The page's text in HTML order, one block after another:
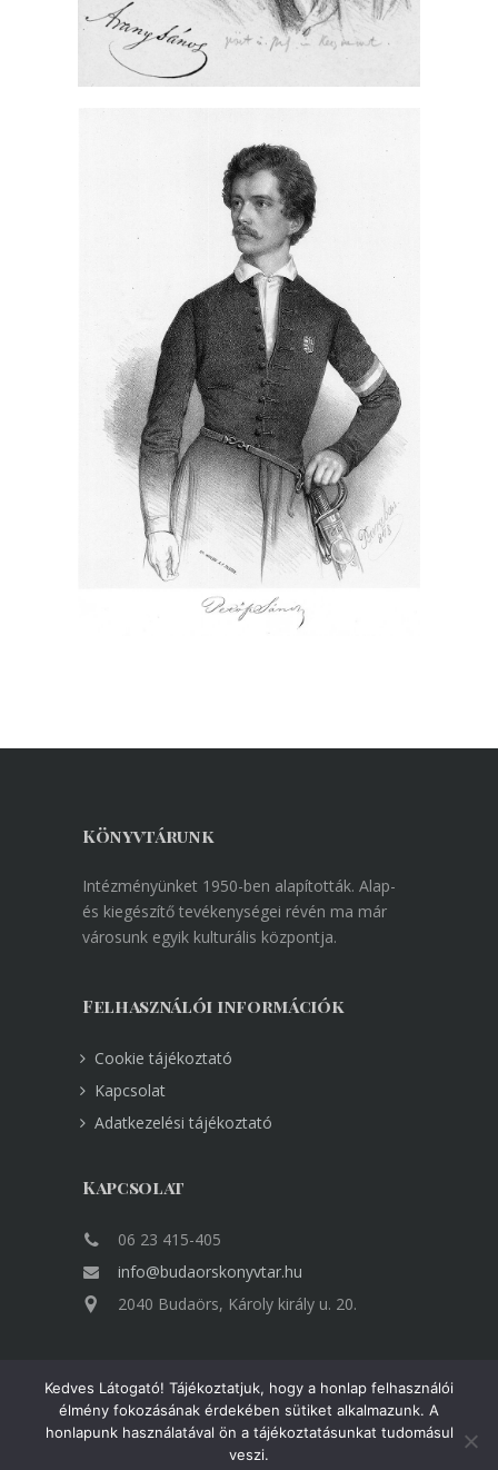
Könyvtárunk
Intézményünket 1950-ben alapították. Alap-
és kiegészítő tevékenységei révén ma már
városunk egyik kulturális központja.
Felhasználói információk
Cookie tájékoztató
Kapcsolat
Adatkezelési tájékoztató
Kapcsolat
06 23 415-405
info@budaorskonyvtar.hu
2040 Budaörs, Károly király u. 20.
Minden jog fenntartva Copyright © VÁROSI
KÖNYVTÁR BUDAÖRS
Kedves Látogató! Tájékoztatjuk, hogy a honlap felhasználói
élmény fokozásának érdekében sütiket alkalmazunk. A
honlapunk használatával ön a tájékoztatásunkat tudomásul
veszi.